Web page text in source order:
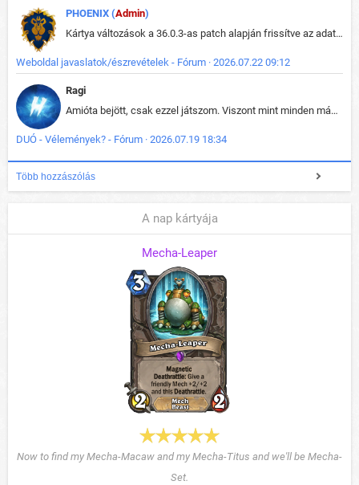
PHOENIX (Admin)
Kártya változások a 36.0.3-as patch alapján frissítve az adatbázisban (képek is cserélve).
Weboldal javaslatok/észrevételek - Fórum · 2026.07.22 09:12
Ragi
Amióta bejött, csak ezzel játszom. Viszont mint minden más - akár az alapjáték is, ez is baromira összetett lett. Néha már pár kör után is esélytelen az egész. Vagy irreállisan túltápol valaki, vagy lelép a partner, vagy csak hülye mint a segg. És amikor eljönne az én időm, na akkor jön el mindenki másé is. Engem jobban érdekelne, hogy ki milyen ratingen szokott játszani. Na ez lenne egy érdekes adat.
DUÓ - Vélemények? - Fórum · 2026.07.19 18:34
Több hozzászólás
A nap kártyája
Mecha-Leaper
Now to find my Mecha-Macaw and my Mecha-Titus and we'll be Mecha-
Set.